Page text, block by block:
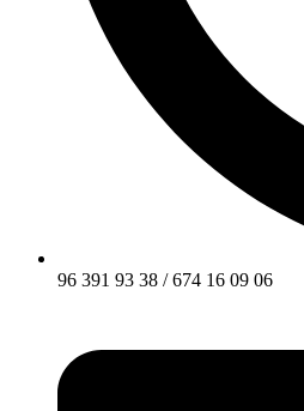
96 391 93 38 / 674 16 09 06